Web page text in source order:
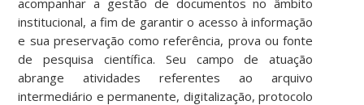
institucional, a fim de garantir o acesso à informação
e sua preservação como referência, prova ou fonte
de pesquisa científica. Seu campo de atuação
abrange atividades referentes ao arquivo
intermediário e permanente, digitalização, protocolo